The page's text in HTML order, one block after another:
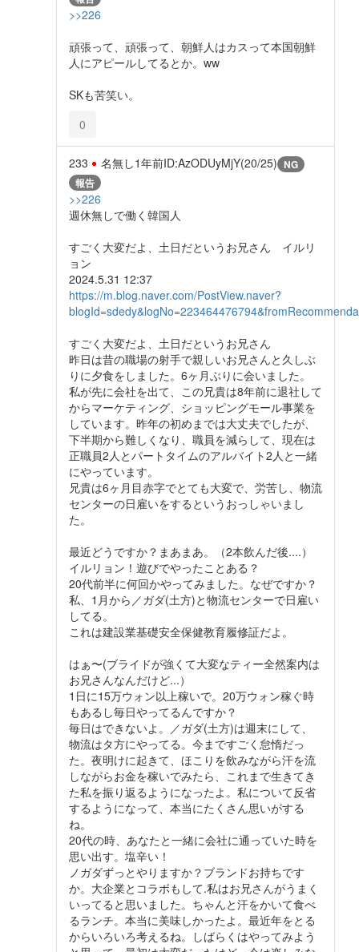
>>226
頑張って、頑張って、朝鮮人はカスって本国朝鮮
人にアピールしてるとか。ww
SKも苦笑い。
0
233 名無し1年前ID:AzODUyMjY(20/25) NG
報告
>>226
週休無しで働く韓国人
すごく大変だよ、土日だというお兄さん イルリ
ョン
2024.5.31 12:37
https://m.blog.naver.com/PostView.naver?
すごく大変だよ、土日だというお兄さん
昨日は昔の職場の射手で親しいお兄さんと久しぶ
りに夕食をしました。6ヶ月ぶりに会いました。
私が先に会社を出て、この兄貴は8年前に退社して
からマーケティング、ショッピングモール事業を
しています。昨年の初めまでは大丈夫でしたが、
下半期から難しくなり、職員を減らして、現在は
正職員2人とパートタイムのアルバイト2人と一緒
にやっています。
兄貴は6ヶ月目赤字でとても大変で、労苦し、物流
センターの日雇いをするというおっしゃいまし
た。
最近どうですか？まあまあ。（2本飲んだ後....）
イルリョン！遊びでやったことある？
20代前半に何回かやってみました。なぜですか？
私、1月から／ガダ(土方)と物流センターで日雇い
してる。
これは建設業基礎安全保健教育履修証だよ。
はぁ〜(ブライドが強くて大変なティー全然案内は
お兄さんなんだけど...）
1日に15万ウォン以上稼いで。20万ウォン稼ぐ時
もあるし毎日やってるんですか？
毎日はできないよ。／ガダ(土方)は週末にして、
物流はタ方にやってる。今まですごく怠惰だっ
た。夜明けに起きて、ほこりを飲みながら汗を流
しながらお金を稼いでみたら、これまで生きてき
た私を振り返るようになったよ。私について反省
するようになって、本当にたくさん思いがする
ね。
20代の時、あなたと一緒に会社に通っていた時を
思い出す。塩辛い！
ノガダずっとやりますか？ブランドお持ちです
か。大企業とコラボもして.私はお兄さんがうまく
いってると思いました。ちゃんと汗をかいて食べ
るランチ。本当に美味しかったよ。最近年をとる
からいろいろ考えるね。しばらくはやってみよう